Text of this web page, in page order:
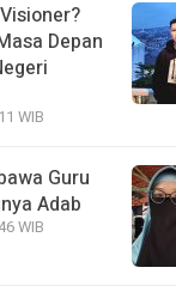
Depan
WIB
Guru
Adab
WIB